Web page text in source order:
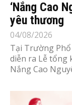
‘Nắng Cao
yêu thương
04/08/2026
Tại Trường Phổ
diễn ra Lễ tổng
Nắng Cao